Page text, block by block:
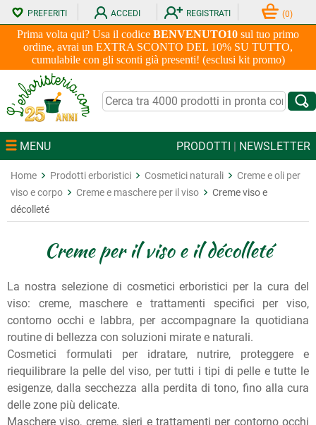
Prima volta qui? Usa il codice BENVENUTO10 sul tuo primo
ordine, avrai un EXTRA SCONTO DEL 10% SU TUTTO,
cumulabile con gli sconti già presenti! (esclusi kit promo)
PREFERITI ACCEDI REGISTRATI (0)
MENU PRODOTTI | NEWSLETTER
Home Prodotti erboristici Cosmetici naturali
Creme e oli per
viso e corpo
Creme e maschere per il viso
Creme viso e
décolleté
Creme per il viso e il décolleté
La nostra selezione di cosmetici erboristici per la cura del
viso: creme, maschere e trattamenti specifici per viso,
contorno occhi e labbra, per accompagnare la quotidiana
routine di bellezza con soluzioni mirate e naturali.
Cosmetici formulati per idratare, nutrire, proteggere e
riequilibrare la pelle del viso, per tutti i tipi di pelle e tutte le
esigenze, dalla secchezza alla perdita di tono, fino alla cura
delle zone più delicate.
Maschere viso, creme, sieri e trattamenti per contorno occhi